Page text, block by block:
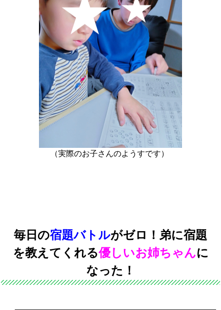
（実際のお子さんのようすです）
毎日の宿題バトルがゼロ！弟に宿題
を教えてくれる優しいお姉ちゃんに
なった！